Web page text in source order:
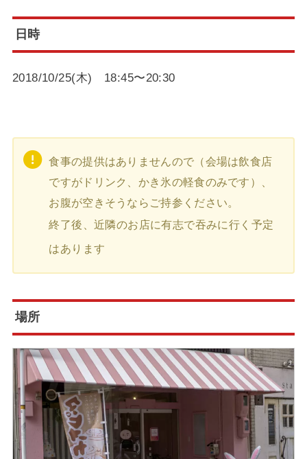
日時
2018/10/25(木) 18:45〜20:30
食事の提供はありませんので（会場は飲食店
ですがドリンク、かき氷の軽食のみです）、
お腹が空きそうならご持参ください。
終了後、近隣のお店に有志で吞みに行く予定
はあります
場所